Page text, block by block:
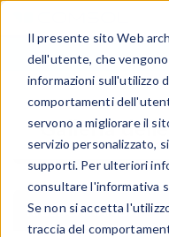
Il presente sito Web
dell'utente, che
informazioni sull'utilizzo
comportamenti
servono a migliorare il
servizio personalizzato,
supporti. Per ulteriori
consultare l'informativa
Se non si accetta
traccia del
Galleria
RICERCA RAPIDA